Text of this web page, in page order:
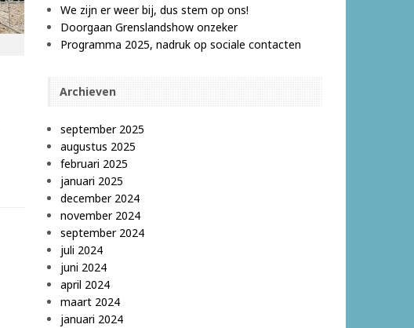
We zijn er weer bij, dus stem op ons!
Doorgaan Grenslandshow onzeker
Programma 2025, nadruk op sociale contacten
Archieven
september 2025
augustus 2025
februari 2025
januari 2025
december 2024
november 2024
september 2024
juli 2024
juni 2024
april 2024
maart 2024
januari 2024